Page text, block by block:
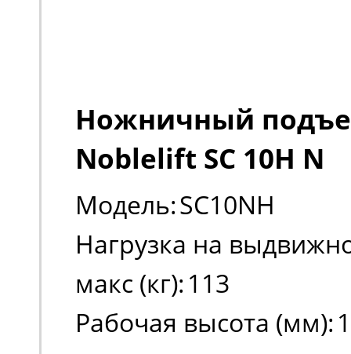
Ножничный
Noblelift SC 10H N
Модель:SC10NH
Нагрузка на
макс (кг): 113
Рабочая высота (мм):